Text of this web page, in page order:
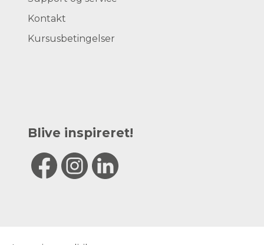
Kontakt
Kursusbetingelser
Blive inspireret!